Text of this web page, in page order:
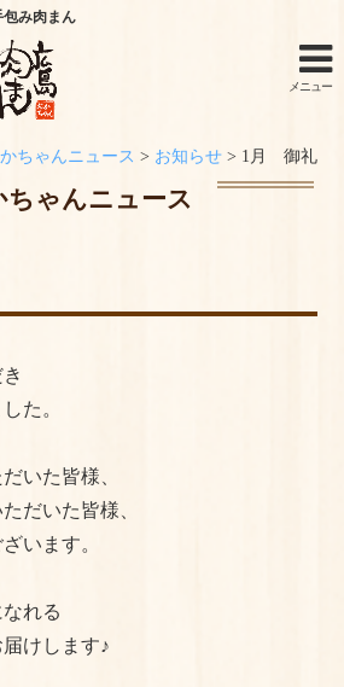
ショップ
ショップからのご購入方法
ニュース
トの作り方
み肉まん
メニュー
ちゃんニュース > お知らせ> 1月 御礼
ちゃんニュース
た。
いた皆様、
だいた皆様、
います。
れる
けします♪